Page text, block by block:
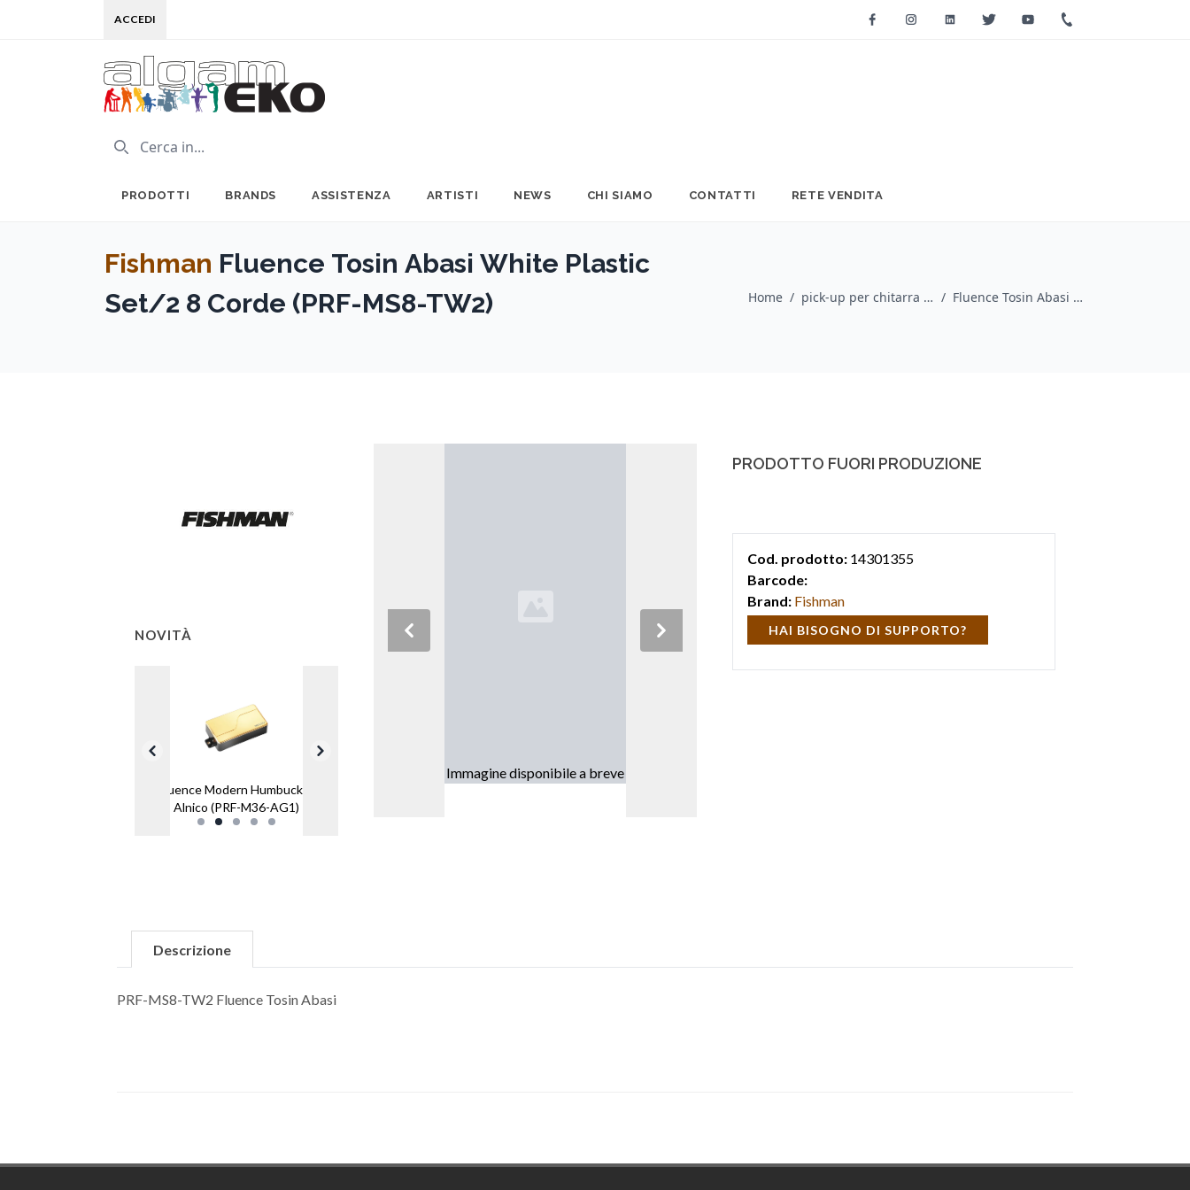
ACCEDI FacebookInstagramLinkedinTwitter Youtube
PRODOTTI BRANDS ASSISTENZA ARTISTI NEWS CHI SIAMO CONTATTI RETE VENDITA
Fishman Fluence Tosin Abasi White Plastic
Set/2 8 Corde (PRF-MS8-TW2)
Home / pick-up per chitarra / Fishman / Fluence Tosin Abasi White Plastic Set/2 8 Corde (PRF-MS8-TW2)
NOVITÀ
Fluence Modern Humbucker
Alnico (PRF-M36-AG1)
Immagine disponibile a breve
Previous Next
PRODOTTO FUORI PRODUZIONE
Cod. prodotto: 14301355
Barcode:
Brand: Fishman
HAI BISOGNO DI SUPPORTO?
Descrizione
PRF-MS8-TW2 Fluence Tosin Abasi